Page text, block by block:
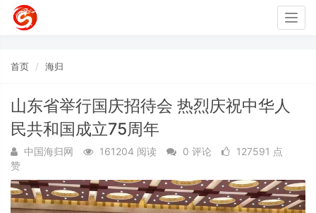
首页 海归
山东省举行国庆招待会 热烈庆祝中华人
民共和国成立75周年
中国海归网 161204 阅读 0 评论
127591 点
赞